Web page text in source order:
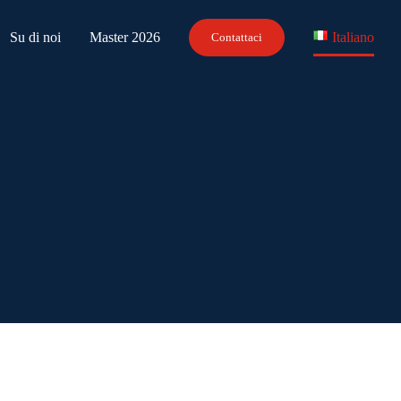
Su di noi Master 2026 Contattaci Italiano